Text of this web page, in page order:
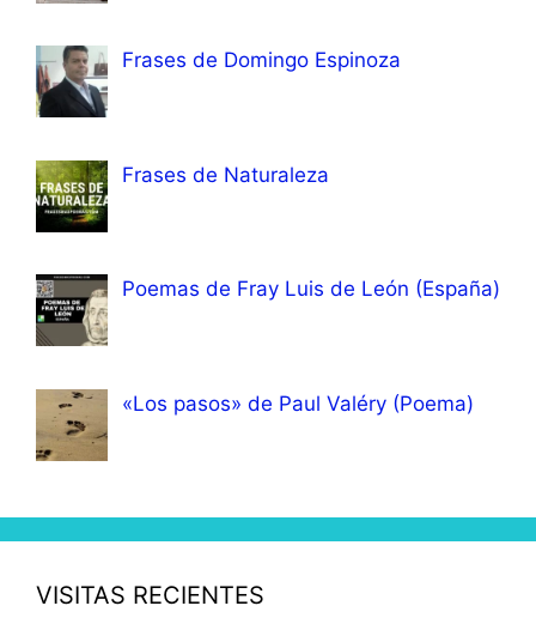
Frases de Domingo Espinoza
Frases de Naturaleza
Poemas de Fray Luis de León (España)
«Los pasos» de Paul Valéry (Poema)
VISITAS RECIENTES